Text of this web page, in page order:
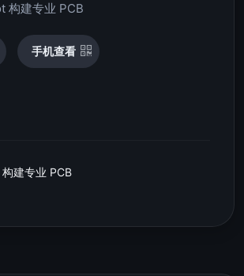
构建专业 PCB
手机查看
建专业 PCB